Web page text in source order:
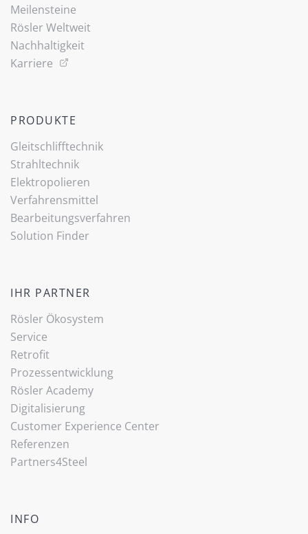
Meilensteine
Rösler Weltweit
Nachhaltigkeit
Karriere
PRODUKTE
Gleitschlifftechnik
Strahltechnik
Elektropolieren
Verfahrensmittel
Bearbeitungsverfahren
Solution Finder
IHR PARTNER
Rösler Ökosystem
Service
Retrofit
Prozessentwicklung
Rösler Academy
Digitalisierung
Customer Experience Center
Referenzen
Partners4Steel
INFO